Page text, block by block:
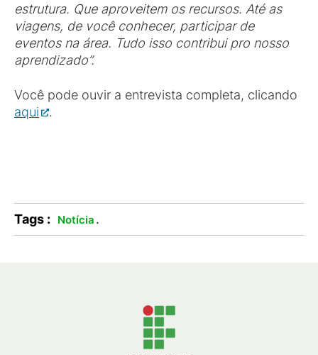
estrutura. Que aproveitem os recursos. Até as
viagens, de você conhecer, participar de
eventos na área. Tudo isso contribui pro nosso
aprendizado”.
Você pode ouvir a entrevista completa, clicando
aqui
.
Tags : Notícia .